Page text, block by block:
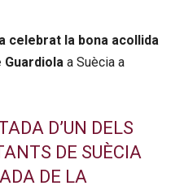
celebrat la bona acollida
Guardiola a Suècia a
D’UN DELS
DE SUÈCIA
DE LA